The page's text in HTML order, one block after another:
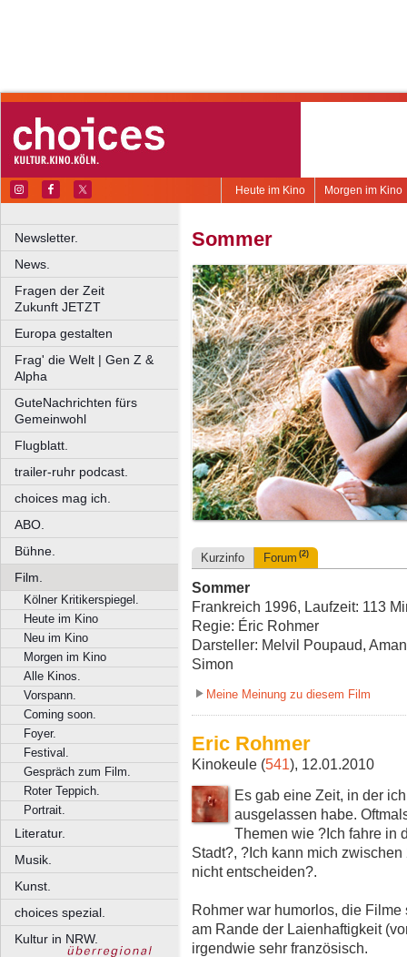
Morgen im Kino
Heute im Kino
Newsletter.
News.
Fragen der Zeit
Zukunft JETZT
Europa gestalten
Frag' die Welt | Gen Z &
Alpha
GuteNachrichten fürs
Gemeinwohl
Flugblatt.
trailer-ruhr podcast.
choices mag ich.
ABO.
Bühne.
Film.
Kölner Kritikerspiegel.
Heute im Kino
Neu im Kino
Morgen im Kino
Alle Kinos.
Vorspann.
Coming soon.
Foyer.
Festival.
Gespräch zum Film.
Roter Teppich.
Portrait.
Literatur.
Musik.
Kunst.
choices spezial.
Kultur in NRW.
Sommer
Kurzinfo Forum (2)
Sommer
Frankreich 1996, Laufzeit: 113
Regie: Éric Rohmer
Darsteller: Melvil Poupaud,
Simon
Meine Meinung zu diesem Film
Eric Rohmer
Kinokeule (541), 12.01.2010
Es gab eine Zeit, in der
ausgelassen habe.
Themen wie ?Ich fahre in
Stadt?, ?Ich kann mich
nicht entscheiden?.
Rohmer war humorlos, die
am Rande der Laienhaftigkeit
irgendwie sehr französisch.